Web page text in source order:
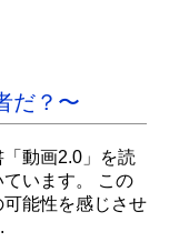
だ？〜
動画2.0」を読
います。 この
能性を感じさせ